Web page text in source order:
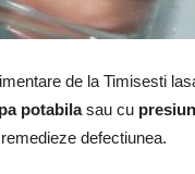
de la Timisesti
potabilasau cu
defectiunea.